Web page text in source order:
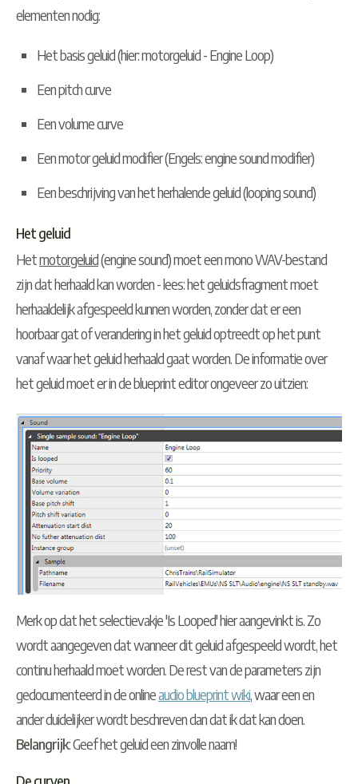
elementen nodig:
Het basis geluid (hier: motorgeluid - Engine Loop)
Een pitch curve
Een volume curve
Een motor geluid modifier (Engels: engine sound modifier)
Een beschrijving van het herhalende geluid (looping sound)
Het geluid
Hetmotorgeluid(engine sound) moet een mono WAV-bestand
zijn dat herhaald kan worden - lees: het geluidsfragment moet
herhaaldelijk afgespeeld kunnen worden, zonder dat er een
hoorbaar gat of verandering in het geluid optreedt op het punt
vanaf waar het geluid herhaald gaat worden. De informatie over
het geluid moet er in de blueprint editor ongeveer zo uitzien:
Merk op dat het selectievakje 'Is Looped' hier aangevinkt is. Zo
wordt aangegeven dat wanneer dit geluid afgespeeld wordt, het
continu herhaald moet worden. De rest van de parameters zijn
gedocumenteerd in de onlineaudio blueprint wiki, waar een en
ander duidelijker wordt beschreven dan dat ik dat kan doen.
Belangrijk: Geef het geluid een zinvolle naam!